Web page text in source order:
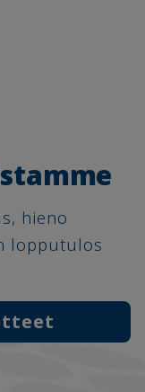
hieno
lopputulos